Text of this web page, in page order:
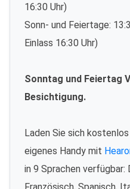
16:30 Uhr)
Sonn- und Feiertage:
Einlass 16:30 Uhr)
Sonntag und Feiertag
Besichtigung.
Laden Sie sich
eigenes Handy mit
in 9 Sprachen verfügbar: